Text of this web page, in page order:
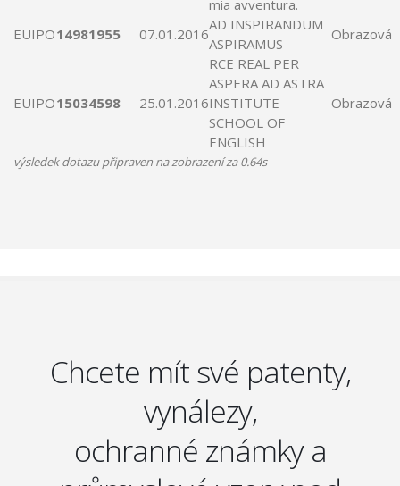
mia avventura.
EUIPO14981955 07.01.2016
AD INSPIRANDUM
ASPIRAMUS
Obrazová
EUIPO15034598 25.01.2016
RCE REAL PER
ASPERAAD ASTRA
INSTITUTE
SCHOOL OF
ENGLISH
Obrazová
výsledek dotazu připraven na zobrazení za 0.64s
Chcete mít své patenty,
vynálezy,
ochranné známky a